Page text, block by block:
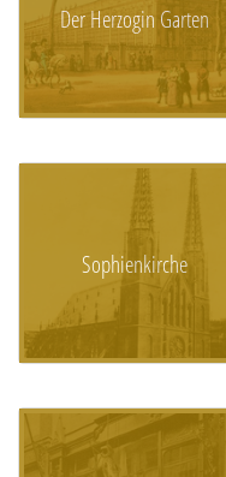
Der Herzogin Garten
Sophienkirche